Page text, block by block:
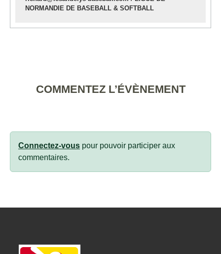
NORMANDIE DE BASEBALL & SOFTBALL
COMMENTEZ L’ÉVÈNEMENT
Connectez-vous pour pouvoir participer aux
commentaires.